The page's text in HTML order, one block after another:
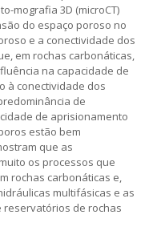
mografia 3D (microCT)
do espaço poroso no
e a conectividade dos
em rochas carbonáticas,
na capacidade de
à conectividade dos
de
de aprisionamento
estão bem
que as
os processos que
rochas carbonáticas e,
multifásicas e as
de rochas